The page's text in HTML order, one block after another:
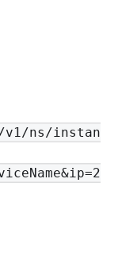
ns/instan